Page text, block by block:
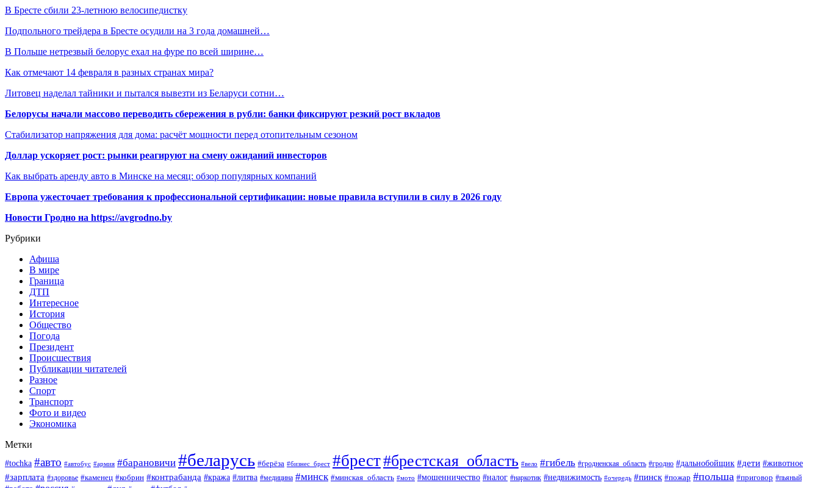
В Бресте сбили 23-летнюю велосипедистку
Подпольного трейдера в Бресте осудили на 3 года домашней…
В Польше нетрезвый белорус ехал на фуре по всей ширине…
Как отмечают 14 февраля в разных странах мира?
Литовец наделал тайники и пытался вывезти из Беларуси сотни…
Белорусы начали массово переводить сбережения в рубли: банки фиксируют резкий рост вкладов
Стабилизатор напряжения для дома: расчёт мощности перед отопительным сезоном
Доллар ускоряет рост: рынки реагируют на смену ожиданий инвесторов
Как выбрать аренду авто в Минске на месяц: обзор популярных компаний
Европа ужесточает требования к профессиональной сертификации: новые правила вступили в силу в 2026 году
Новости Гродно на https://avgrodno.by
Рубрики
Афиша
В мире
Граница
ДТП
Интересное
История
Общество
Погода
Президент
Происшествия
Публикации читателей
Разное
Спорт
Транспорт
Фото и видео
Экономика
Метки
#tochka #авто #автобус #армия #барановичи #беларусь #берёза #бизнес_брест #брест#брестская_область #вело #гибель #гродненская_область #гродно #дальнобойщик #дети #животное
#зарплата #здоровье #каменец #кобрин #контрабанда #кража #литва #медицина #минск #минская_область #мото #мошенничество #налог #наркотик #недвижимость #очередь #пинск #пожар #польша #приговор #пьяный